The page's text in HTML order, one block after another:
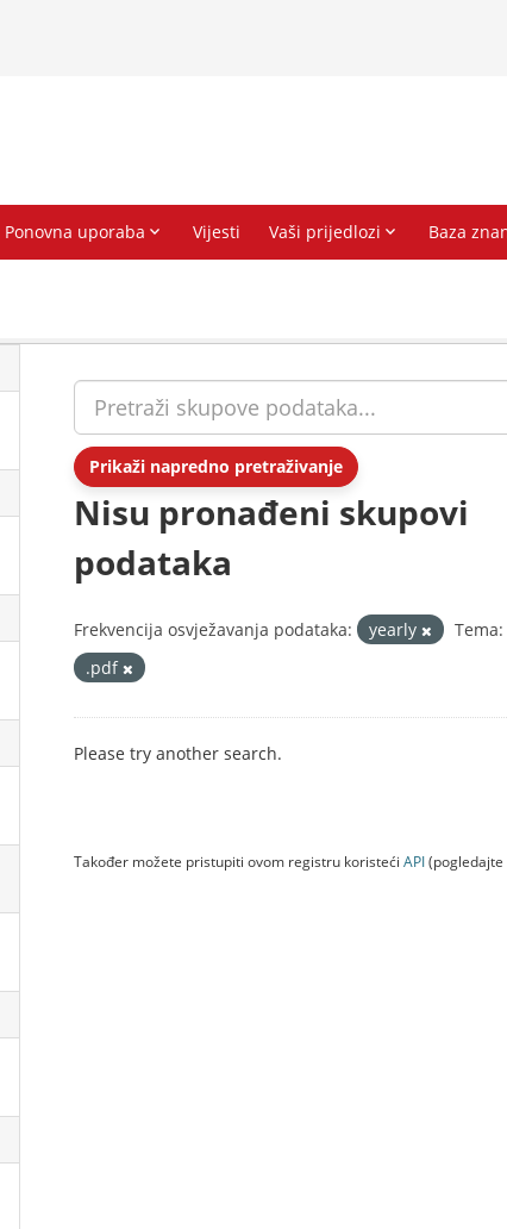
Prikaži napredno pretraživanje
Nisu pronađeni skupovi
podataka
Frekvencija osvježavanja podataka: yearly Tema:
.pdf
Please try another search.
Također možete pristupiti ovom registru koristeći API(pogledajte